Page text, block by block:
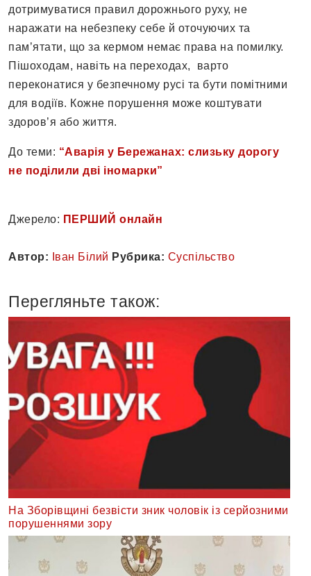
дотримуватися правил дорожнього руху, не
наражати на небезпеку себе й оточуючих та
пам’ятати, що за кермом немає права на помилку.
Пішоходам, навіть на переходах, варто
переконатися у безпечному русі та бути помітними
для водіїв. Кожне порушення може коштувати
здоров’я або життя.
До теми: “Аварія у Бережанах: слизьку дорогу
не поділили дві іномарки”
Джерело: ПЕРШИЙ онлайн
Автор: Іван Білий Рубрика: Суспільство
Перегляньте також:
На Зборівщині безвісти зник чоловік із серйозними
порушеннями зору